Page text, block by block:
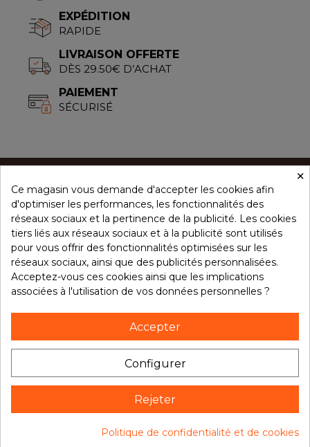
EXPÉDITION
RAPIDE
LIVRAISON OFFERTE
DÈS 29.50€ D’ACHAT
PAIEMENT
SÉCURISÉ
CONCEPT ÉPICES
NOS PRODUITS
VOTRE COMPTE
NOTRE BROCHURE
Suivez notre actualité
×
Ce magasin vous demande d'accepter les cookies afin
d'optimiser les performances, les fonctionnalités des
réseaux sociaux et la pertinence de la publicité. Les cookies
tiers liés aux réseaux sociaux et à la publicité sont utilisés
pour vous offrir des fonctionnalités optimisées sur les
réseaux sociaux, ainsi que des publicités personnalisées.
Acceptez-vous ces cookies ainsi que les implications
associées à l'utilisation de vos données personnelles ?
Accepter
Configurer
Rejeter
Politique de confidentialité et de cookies